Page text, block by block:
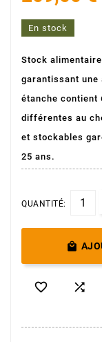
En stock
Stock
garantissant une
étanche contient
différentes au
et stockables
25 ans.
QUANTITÉ:

 